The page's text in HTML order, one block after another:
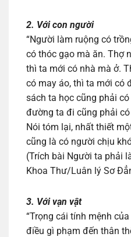
2. Với con người
“Người làm ruộng có
có thóc gạo mà ăn. Thợ
thì ta mới có nhà mà ở.
có may áo, thì ta mới có
sách ta học cũng phải
đường ta đi cũng phải
Nói tóm lại, nhất thiết
cũng là có người chịu
(Trích bài Người ta phải
Khoa Thư/Luân lý Sơ
3. Với vạn vật
“Trọng cái tính mệnh
điều gì phạm đến thân